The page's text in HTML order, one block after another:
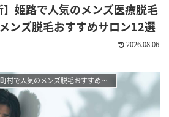
】姫路で人気のメンズ医療脱毛
ンズ脱毛おすすめサロン12選
2026.08.06
【2026年最新】市区町村で人気のメンズ脱毛おすすめサロン・クリニック